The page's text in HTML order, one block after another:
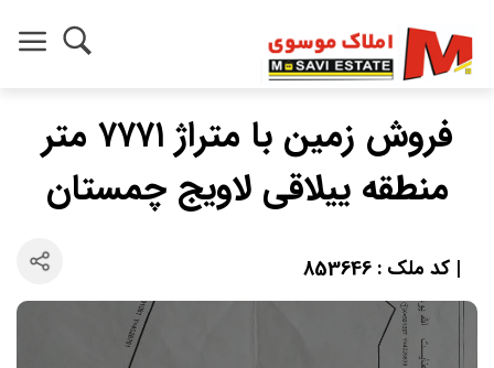
فروش زمین با متراژ ۷۷۷۱ متر
منطقه ییلاقی لاویج چمستان
| کد ملک : 853646